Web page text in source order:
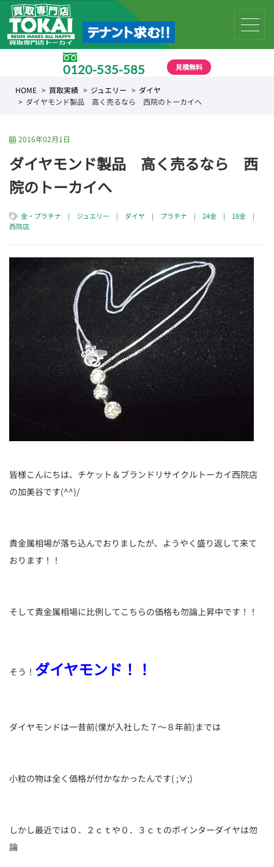
0120-535-585 見積無料
HOME 買取実績 ジュエリー
ダイヤ
ダイヤモンド製品 高く売るなら 西院のトーカイへ
2016年02月1日
ダイヤモンド製品 高く売るなら 西
院のトーカイへ
金・プラチナ | ジュエリー | ダイヤ | プラチナ |24金 | 18金 |
西院店
皆様こんにちは、チケット＆ブランドリサイクルトーカイ西院店
の加美谷です(^^)/
貴金属相場が落ち込んでおりましたが、ようやく盛り返して来て
おります！！
そして貴金属相場に比例してこちらの価格も勿論上昇中です！！
そう！ ダイヤモンド！！
ダイヤモンドは一昔前(僕が入社した７～８年前)までは
小粒の物は全く価格が付かなかったんです( ;∀;)
しかし最近では０．２ｃｔや０．３ｃｔのポインターダイヤは勿
論